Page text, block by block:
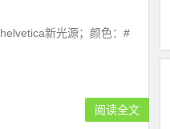
新光源；颜色：#
阅读全文